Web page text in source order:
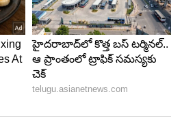
ఫ్రీగా మెలిగారు. దీంతో ఆయనతో
కిరణ్‌.. తన లవ్‌ స్టోరీని చిరకి
ఏడ్చినట్టు తెలిపింది ఉదయ్‌
క్రమంలో అతన్ని ఆ బాధ నుంచి
ఎంతో ఓదార్చాడట. కెరీర్‌పై ఫోకస్‌